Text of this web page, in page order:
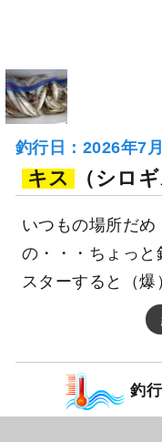
ZEELⅡ